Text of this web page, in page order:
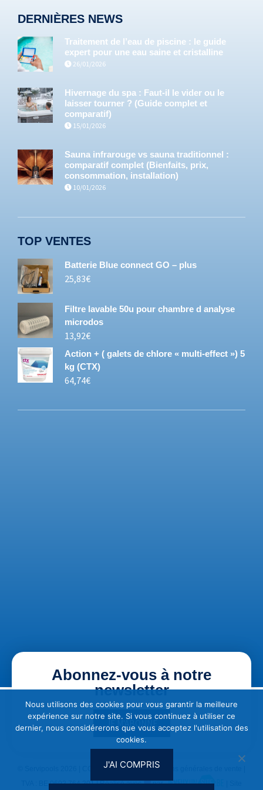
DERNIÈRES NEWS
Traitement de l’eau de piscine : le guide
expert pour une eau saine et cristalline
26/01/2026
Hivernage du spa : Faut-il le vider ou le
laisser tourner ? (Guide complet et
comparatif)
15/01/2026
Sauna infrarouge vs sauna traditionnel :
comparatif complet (Bienfaits, prix,
consommation, installation)
10/01/2026
TOP VENTES
Batterie Blue connect GO – plus
25,83€
Filtre lavable 50u pour chambre d analyse
microdos
13,92€
Action + ( galets de chlore « multi-effect ») 5
kg (CTX)
64,74€
Abonnez-vous à notre
newsletter
JE M'ABONNE
CGU & Vie privée| Conditions générales de vente
TVA : BE 0692.764.201 | Réalisé avec
par
Nous utilisons des cookies pour vous garantir la meilleure
expérience sur notre site. Si vous continuez à utiliser ce
dernier, nous considérerons que vous acceptez l'utilisation des
cookies.
J'AI COMPRIS